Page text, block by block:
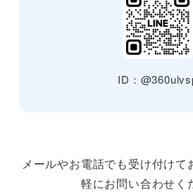
ID：
メールやお電話でも受け付け
軽にお問い合わせく